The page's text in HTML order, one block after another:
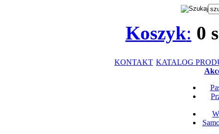
Koszyk: 0
KONTAKT KATALOG